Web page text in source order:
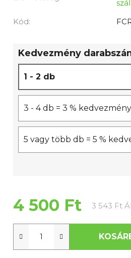
5-
csillag.
Kód:
Kedvezmény
1 - 2 db
3 - 4 db = 3 % kedvezmény
5 vagy több db = 5 %
4 500 Ft 3 543 Ft